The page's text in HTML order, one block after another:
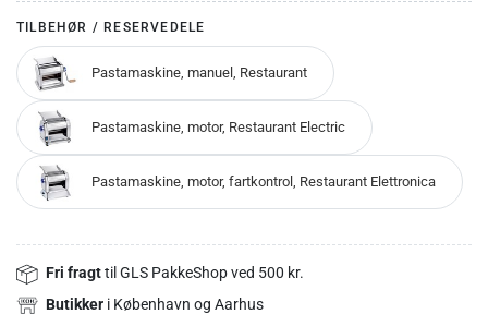
TILBEHØR / RESERVEDELE
Pastamaskine, manuel, Restaurant
Pastamaskine, motor, Restaurant Electric
Pastamaskine, motor, fartkontrol, Restaurant Elettronica
Fri fragttil GLS PakkeShop ved 500 kr.
Butikker i København og Aarhus